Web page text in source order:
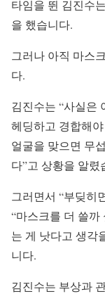
타임을 뛴 김진수
을 했습니다.
그러나 아직 마스
다.
김진수는 “사실은
헤딩하고 경합해
얼굴을 맞으면 무
다”고 상황을 알렸
그러면서 “부딪히
“마스크를 더 쓸까
는 게 낫다고 생각
니다.
김진수는 부상과